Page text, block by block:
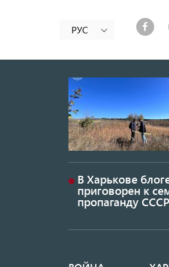
РУС
В Харькове
приговорен к
пропаганду